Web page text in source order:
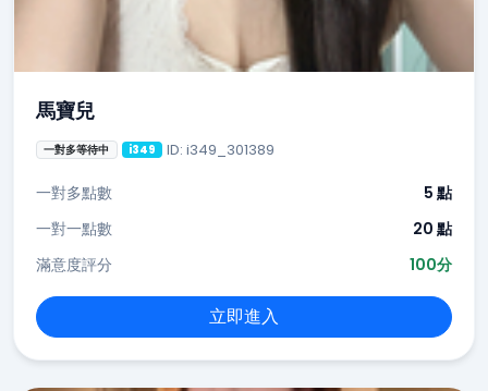
馬寶兒
一對多等待中 i349 ID: i349_301389
一對多點數
5 點
一對一點數
20 點
滿意度評分
100分
立即進入